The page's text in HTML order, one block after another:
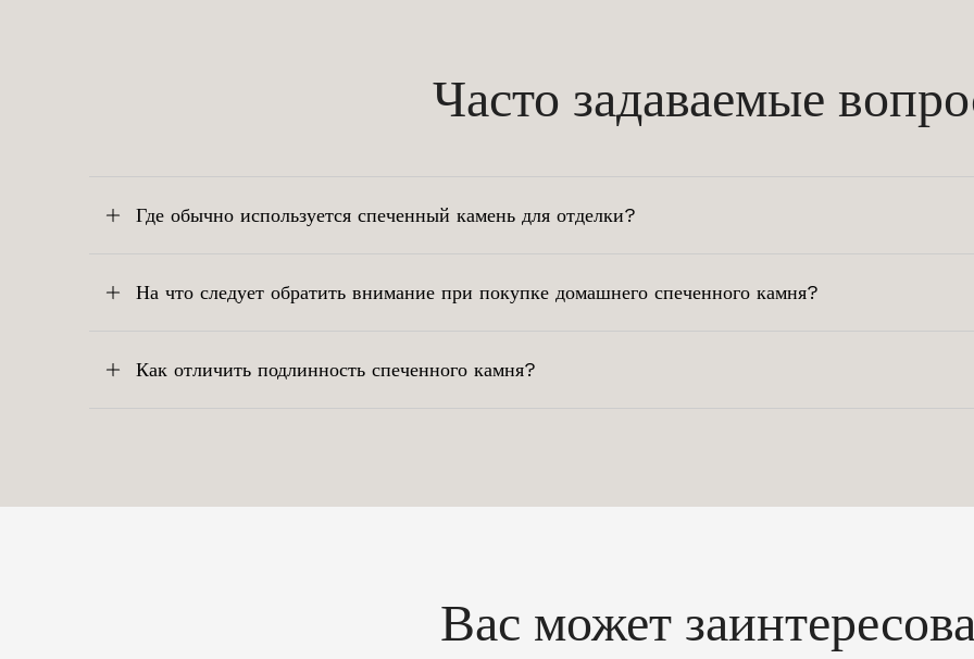
Часто задаваемые
Где обычно используется спеченный камень для отделки?
На что следует обратить внимание при покупке домашнего спеченного камня?
Как отличить подлинность спеченного камня?
Вас может